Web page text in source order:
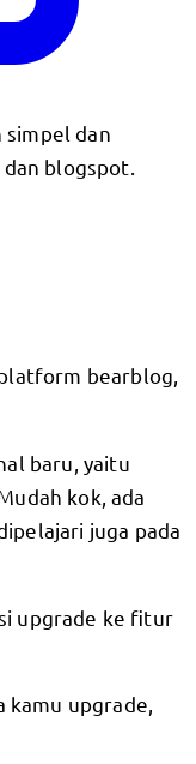
dan
blogspot.
bearblog,
baru, yaitu
kok, ada
juga pada
upgrade ke fitur
kamu upgrade,